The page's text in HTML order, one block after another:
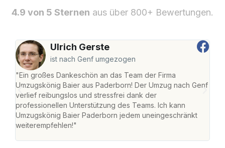
4.9 von 5 Sternen aus über 800+ Bewertungen.
Ulrich Gerste
ist nach Genf umgezogen
"Ein großes Dankeschön an das Team der Firma
Umzugskönig Baier aus Paderborn! Der Umzug nach Genf
verlief reibungslos und stressfrei dank der
professionellen Unterstützung des Teams. Ich kann
Umzugskönig Baier Paderborn jedem uneingeschränkt
weiterempfehlen!"